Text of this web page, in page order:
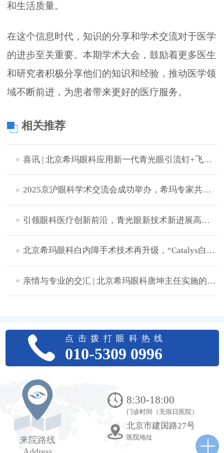
和生活质量。
在这个信息时代，知识的分享和学术交流对于医学
的进步至关重要。本期学术大会，鼓励着更多医生
和研究者积极分享他们的知识和经验，推动医学领
域不断前进，为患者带来更好的医疗服务。
相关推荐
喜讯 | 北京希玛眼科应用新一代青光眼引流钉+飞秒激光白内障辅助技术成功完成中晚期青白联合微创手术
2025京沪眼科学术交流会成功举办，希玛专家共探眼病治疗新策略
引领眼科医疗创新前沿，青光眼新技术新进展高峰论坛成功举办
北京希玛眼科白内障手术技术再升级，“Catalys白力士”飞秒激光白内障手术设备正式启用
​亲情与专业的交汇 | 北京希玛眼科唐坤主任实施的一次特别白内障手术
点击拨打眼科热线
010-5309 0996
来院路线
8:30-18:00
门诊时间（无假日医院）
北京市建国路27号
医院地址